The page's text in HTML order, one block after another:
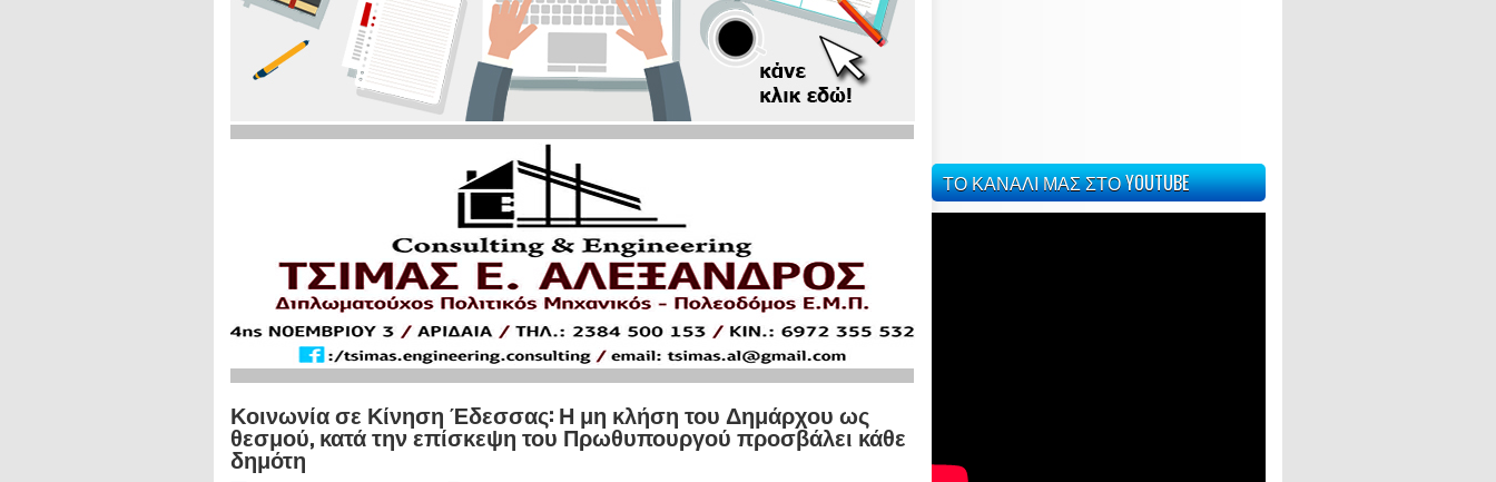
Κοινωνία σε Κίνηση Έδεσσας: Η μη κλήση του Δημάρχου ως
θεσμού, κατά την επίσκεψη του Πρωθυπουργού προσβάλει κάθε
δημότη
ΤΟ ΚΑΝΑΛΙ ΜΑΣ ΣΤΟ YOUTUBE